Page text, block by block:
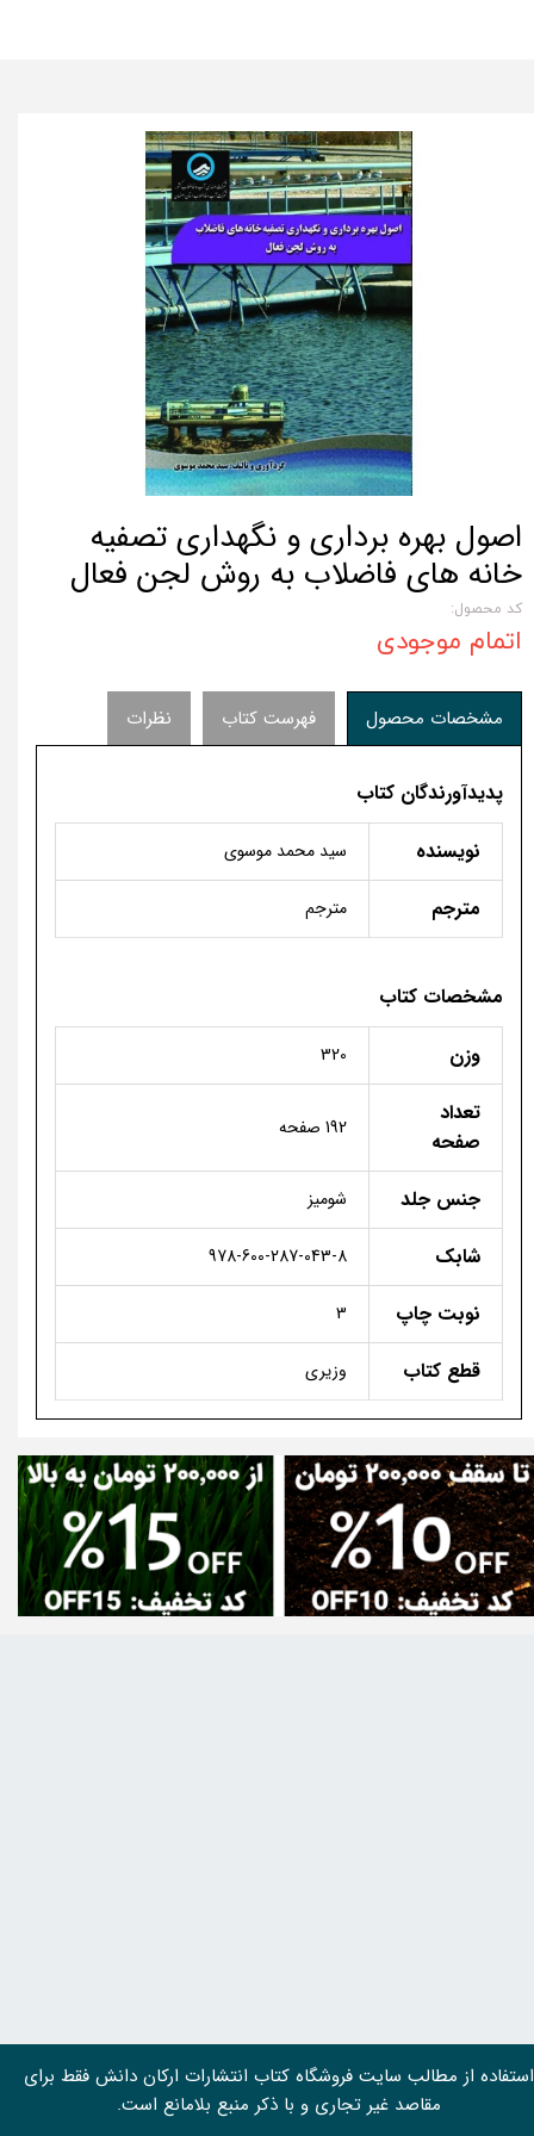
اصول بهره برداری و نگهداری تصفیه
خانه های فاضلاب به روش لجن فعال
کد محصول:
اتمام موجودی
مشخصات محصول فهرست کتاب نظرات
پدیدآورندگان کتاب
نویسنده
سید محمد موسوی
مترجم مترجم
مشخصات کتاب
وزن
320
تعداد
صفحه
192 صفحه
جنس جلد شومیز
شابک 978-600-287-043-8
نوبت چاپ 3
قطع کتاب وزیری
استفاده از مطالب سايت فروشگاه کتاب انتشارات ارکان دانش فقط برای
مقاصد غیر تجاری و با ذکر منبع بلامانع است.